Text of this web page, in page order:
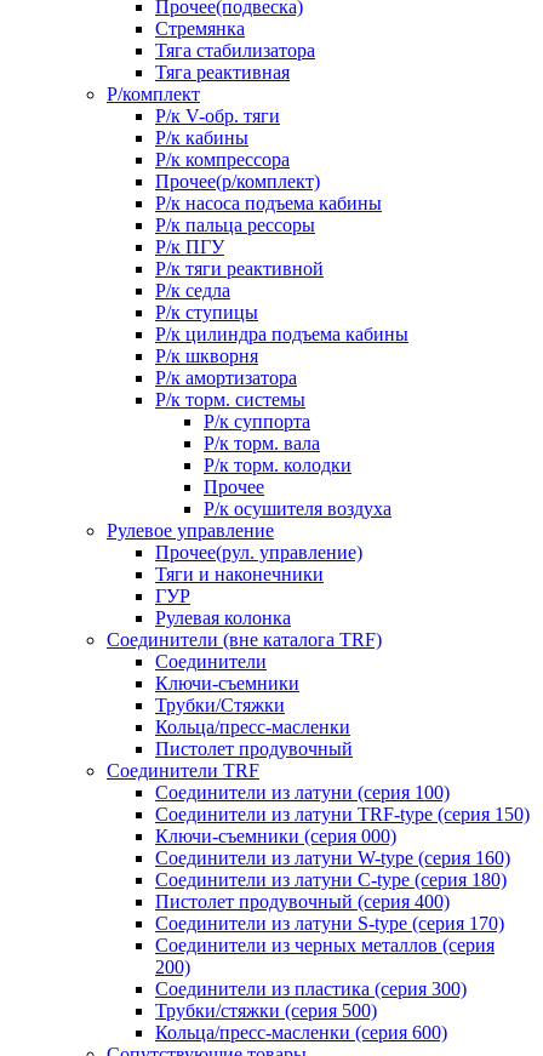
Прочее(подвеска)
Стремянка
Тяга стабилизатора
Тяга реактивная
Р/комплект
Р/к V-обр. тяги
Р/к кабины
Р/к компрессора
Прочее(р/комплект)
Р/к насоса подъема кабины
Р/к пальца рессоры
Р/к ПГУ
Р/к тяги реактивной
Р/к седла
Р/к ступицы
Р/к цилиндра подъема кабины
Р/к шкворня
Р/к амортизатора
Р/к торм. системы
Р/к суппорта
Р/к торм. вала
Р/к торм. колодки
Прочее
Р/к осушителя воздуха
Рулевое управление
Прочее(рул. управление)
Тяги и наконечники
ГУР
Рулевая колонка
Соединители (вне каталога TRF)
Соединители
Ключи-cъемники
Трубки/Стяжки
Кольца/пресс-масленки
Пистолет продувочный
Соединители TRF
Соединители из латуни (серия 100)
Соединители из латуни TRF-type (серия 150)
Ключи-съемники (серия 000)
Соединители из латуни W-type (серия 160)
Соединители из латуни С-type (серия 180)
Пистолет продувочный (серия 400)
Соединители из латуни S-type (серия 170)
Соединители из черных металлов (серия
200)
Соединители из пластика (серия 300)
Трубки/стяжки (серия 500)
Кольца/пресс-масленки (серия 600)